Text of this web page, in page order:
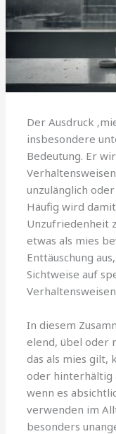
Der Ausdruck
insbesondere
Bedeutung. Er
unzulänglich
Häufig wird
Unzufriedenheit
etwas als mies
Enttäuschung
Sichtweise auf
In diesem
elend, übel oder
das als mies gilt,
oder hinterhältig
wenn es
verwenden im
besonders